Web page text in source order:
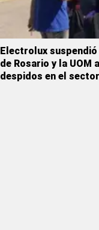
Electrolux
de Rosario y la UOM
despidos en el sector